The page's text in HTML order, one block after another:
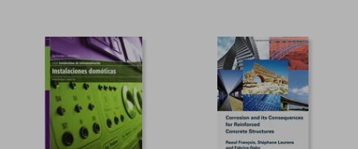
dcto. $ 44.27 dcto.